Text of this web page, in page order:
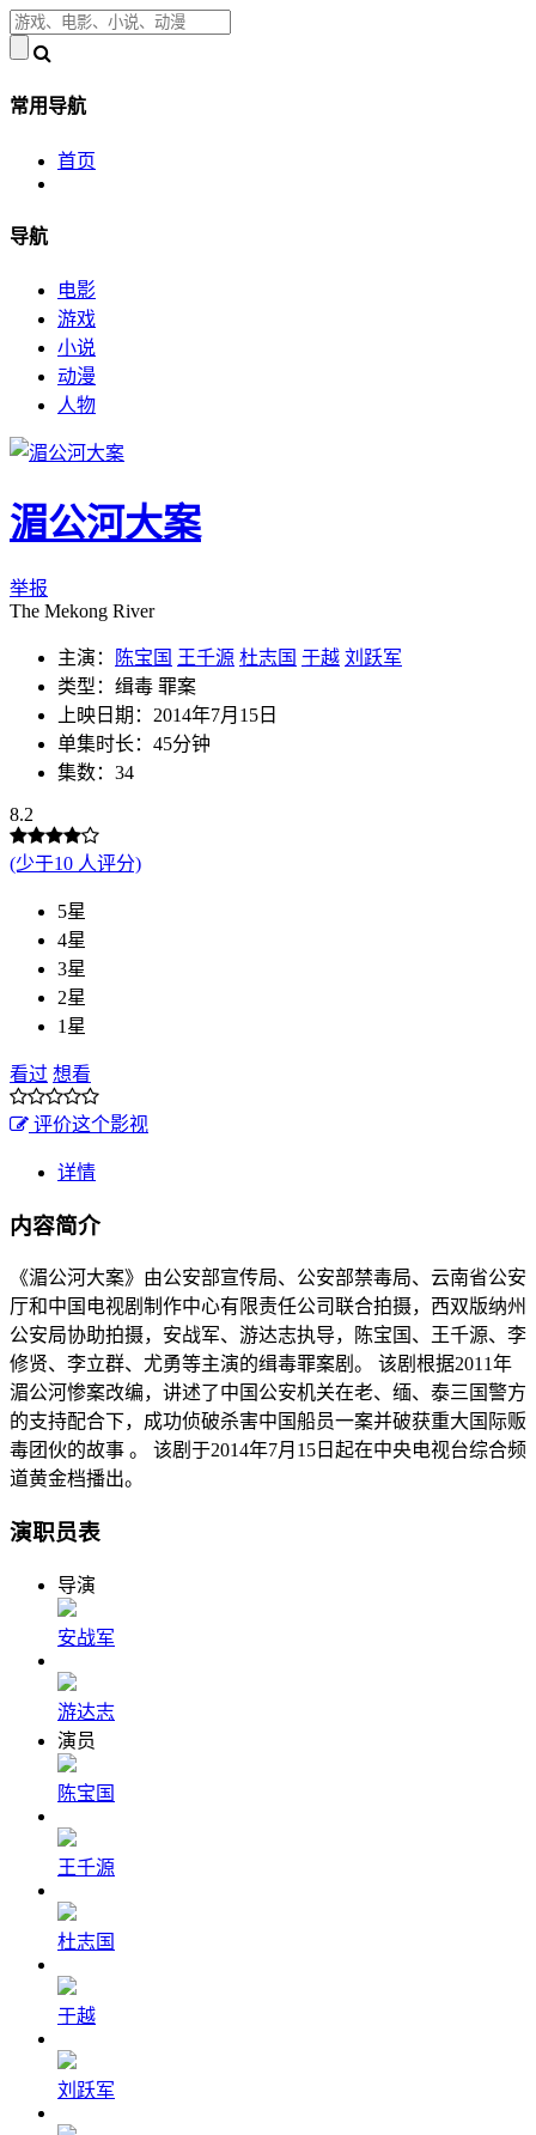
常用导航
首页
导航
电影
游戏
小说
动漫
人物
湄公河大案
举报
The Mekong River
主演： 陈宝国 王千源 杜志国 于越 刘跃军
类型：缉毒 罪案
上映日期：2014年7月15日
单集时长：45分钟
集数：34
8.2
(少于10 人评分)
5星
4星
3星
2星
1星
看过 想看
评价这个影视
详情
内容简介
《湄公河大案》由公安部宣传局、公安部禁毒局、云南省公安
厅和中国电视剧制作中心有限责任公司联合拍摄，西双版纳州
公安局协助拍摄，安战军、游达志执导，陈宝国、王千源、李
修贤、李立群、尤勇等主演的缉毒罪案剧。 该剧根据2011年
湄公河惨案改编，讲述了中国公安机关在老、缅、泰三国警方
的支持配合下，成功侦破杀害中国船员一案并破获重大国际贩
毒团伙的故事 。 该剧于2014年7月15日起在中央电视台综合频
道黄金档播出。
演职员表
导演
安战军
游达志
演员
陈宝国
王千源
杜志国
于越
刘跃军